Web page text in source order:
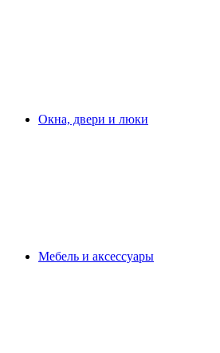
Окна, двери и люки
Мебель и аксессуары